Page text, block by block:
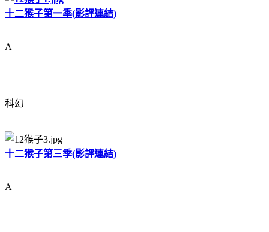
十二猴子第一季(影評連結)
A
科幻
十二猴子第三季(影評連結)
A